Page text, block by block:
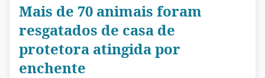
Mais de 70 animais foram
resgatados de casa de
protetora atingida por
enchente